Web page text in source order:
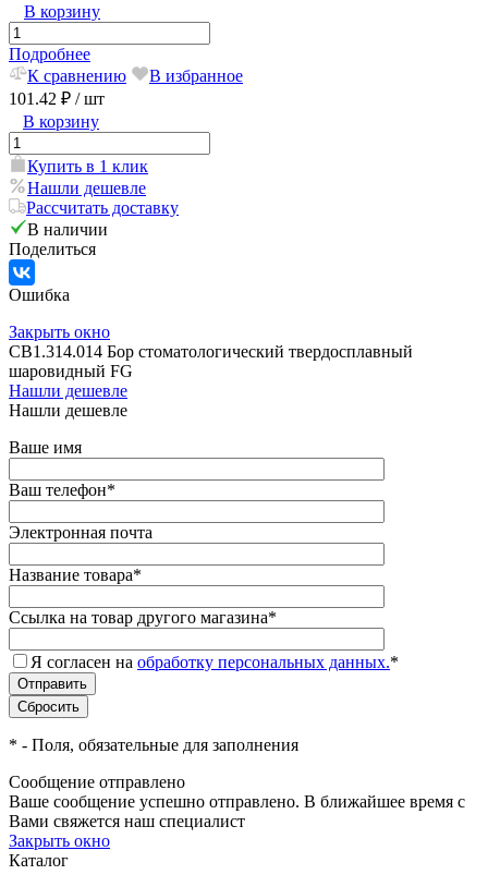
В корзину
Подробнее
К сравнению
В избранное
101.42 ₽ / шт
В корзину
Купить в 1 клик
Нашли дешевле
Рассчитать доставку
В наличии
Поделиться
Ошибка
Закрыть окно
CB1.314.014 Бор стоматологический твердосплавный
шаровидный FG
Нашли дешевле
Нашли дешевле
Ваше имя
Ваш телефон*
Электронная почта
Название товара*
Ссылка на товар другого магазина*
Я согласен на обработку персональных данных.*
* - Поля, обязательные для заполнения
Сообщение отправлено
Ваше сообщение успешно отправлено. В ближайшее время с
Вами свяжется наш специалист
Закрыть окно
Каталог